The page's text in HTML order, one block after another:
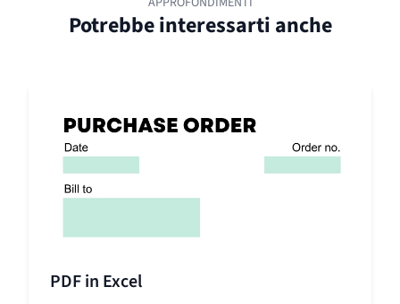
Potrebbe interessarti anche
PDF in Excel